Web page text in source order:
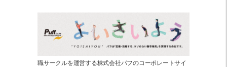
職サークルを運営する株式会社パフのコーポレートサイ